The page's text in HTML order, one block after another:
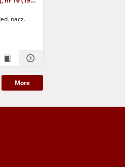
nacz.
More